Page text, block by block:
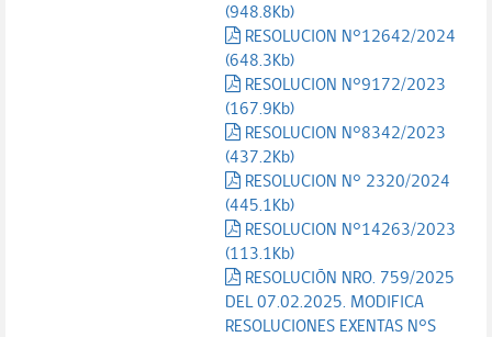
(948.8Kb)
RESOLUCION N°12642/2024
(648.3Kb)
RESOLUCION N°9172/2023
(167.9Kb)
RESOLUCION N°8342/2023
(437.2Kb)
RESOLUCION N° 2320/2024
(445.1Kb)
RESOLUCION N°14263/2023
(113.1Kb)
RESOLUCIÓN NRO. 759/2025
DEL 07.02.2025. MODIFICA
RESOLUCIONES EXENTAS N°S